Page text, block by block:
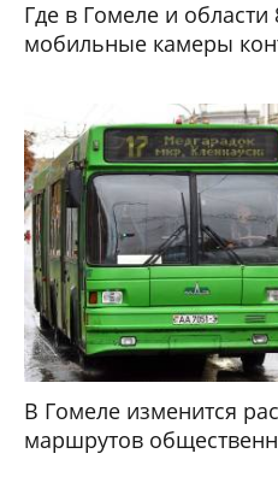
Где в Гомеле и области
мобильные камеры
В Гомеле изменится
маршрутов